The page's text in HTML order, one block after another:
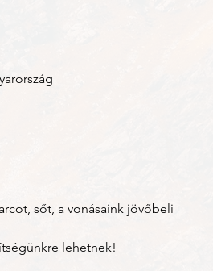
sőt, a vonásaink jövőbeli
lehetnek!